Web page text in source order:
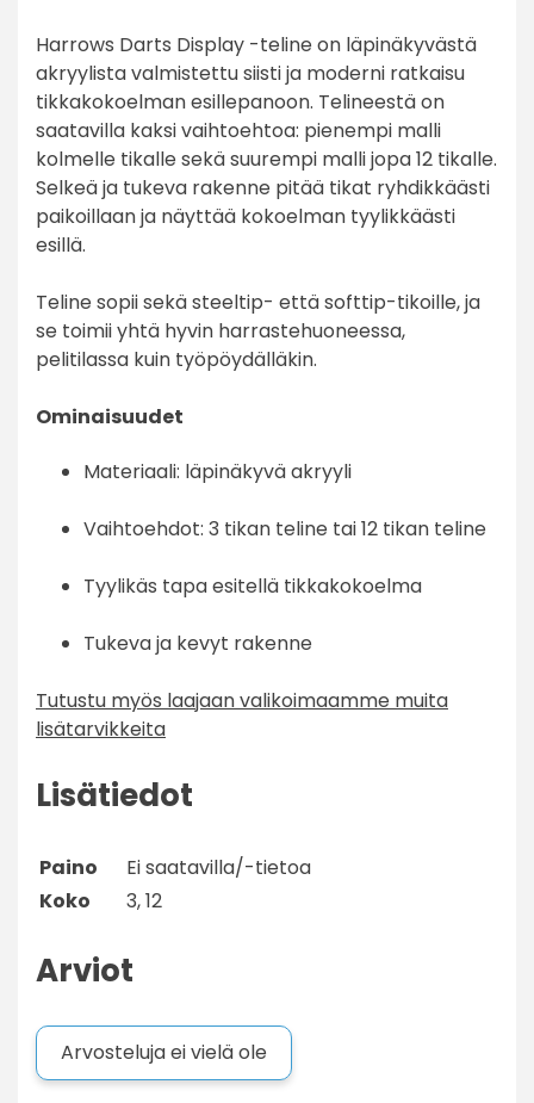
Harrows Darts Display -teline on läpinäkyvästä
akryylista valmistettu siisti ja moderni ratkaisu
tikkakokoelman esillepanoon. Telineestä on
saatavilla kaksi vaihtoehtoa: pienempi malli
kolmelle tikalle sekä suurempi malli jopa 12 tikalle.
Selkeä ja tukeva rakenne pitää tikat ryhdikkäästi
paikoillaan ja näyttää kokoelman tyylikkäästi
esillä.
Teline sopii sekä steeltip- että softtip-tikoille, ja
se toimii yhtä hyvin harrastehuoneessa,
pelitilassa kuin työpöydälläkin.
Ominaisuudet
Materiaali: läpinäkyvä akryyli
Vaihtoehdot: 3 tikan teline tai 12 tikan teline
Tyylikäs tapa esitellä tikkakokoelma
Tukeva ja kevyt rakenne
Tutustu myös laajaan valikoimaamme muita
lisätarvikkeita
Lisätiedot
Paino
Ei saatavilla/-tietoa
Koko
3, 12
Arviot
Arvosteluja ei vielä ole